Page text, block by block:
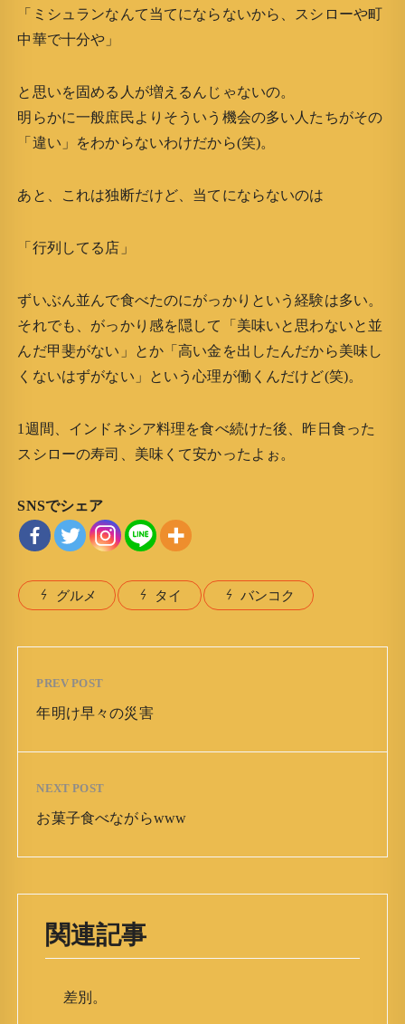
「ミシュランなんて当てにならないから、スシローや町
中華で十分や」
と思いを固める人が増えるんじゃないの。
明らかに一般庶民よりそういう機会の多い人たちがその
「違い」をわからないわけだから(笑)。
あと、これは独断だけど、当てにならないのは
「行列してる店」
ずいぶん並んで食べたのにがっかりという経験は多い。
それでも、がっかり感を隠して「美味いと思わないと並
んだ甲斐がない」とか「高い金を出したんだから美味し
くないはずがない」という心理が働くんだけど(笑)。
1週間、インドネシア料理を食べ続けた後、昨日食った
スシローの寿司、美味くて安かったよぉ。
SNSでシェア
グルメ タイ バンコク
PREV POST
年明け早々の災害
NEXT POST
お菓子食べながらwww
関連記事
差別。